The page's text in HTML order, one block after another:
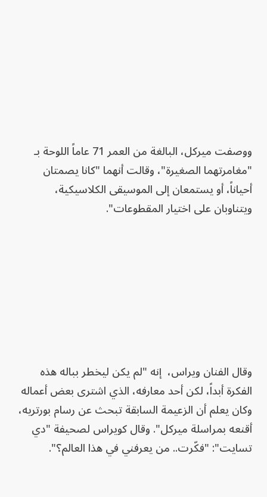
ووصفت ميركل، البالغة من العمر 71 عاماً اللوحة بـ
"مغامرتهما الصغيرة"، وقالت أنهما "كانا يصمتان
أحياناً، أو يستمعان إلى الموسيقى الكلاسيكية،
ويتناوبان على اختيار المقطوعات".
وقال الفنان ويراس، إنه "لم يكن ليخطر بباله هذه
الفكرة أبداً، لكن أحد معارفه، الذي اشترى بعض أعماله
وكان يعلم أن الزعيمة السابقة تبحث عن رسام بورتريه،
أقنعه بمراسلة ميركل". وقال كويراس لصحيفة "دي
تسايت": "فكّرت.. من يعرفني في هذا العالم؟".